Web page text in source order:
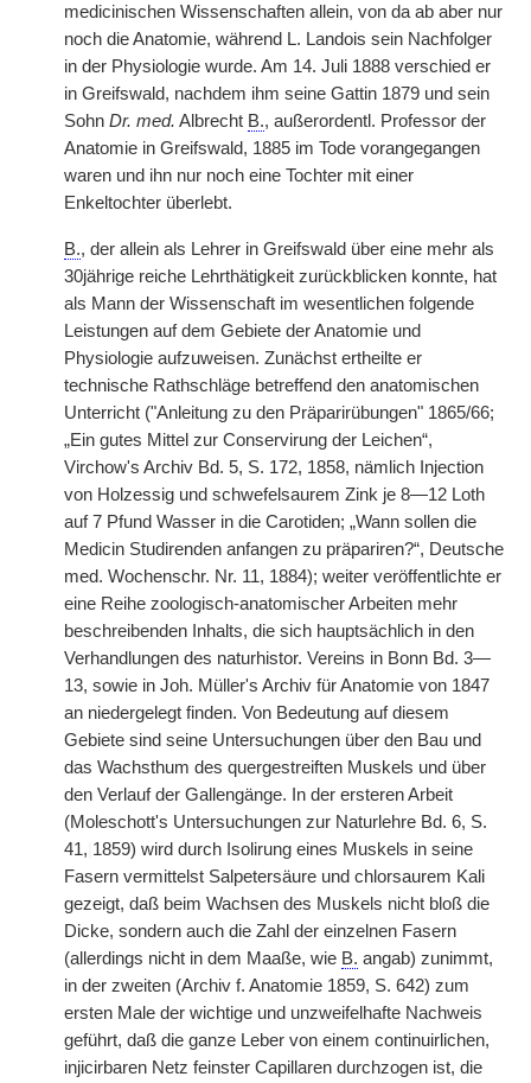
medicinischen Wissenschaften allein, von da ab aber nur
noch die Anatomie, während L. Landois sein Nachfolger
in der Physiologie wurde. Am 14. Juli 1888 verschied er
in Greifswald, nachdem ihm seine Gattin 1879 und sein
Sohn Dr. med. Albrecht B., außerordentl. Professor der
Anatomie in Greifswald, 1885 im Tode vorangegangen
waren und ihn nur noch eine Tochter mit einer
Enkeltochter überlebt.
B., der allein als Lehrer in Greifswald über eine mehr als
30jährige reiche Lehrthätigkeit zurückblicken konnte, hat
als Mann der Wissenschaft im wesentlichen folgende
Leistungen auf dem Gebiete der Anatomie und
Physiologie aufzuweisen. Zunächst ertheilte er
technische Rathschläge betreffend den anatomischen
Unterricht ("Anleitung zu den Präparirübungen" 1865/66;
„Ein gutes Mittel zur Conservirung der Leichen“,
Virchow's Archiv Bd. 5, S. 172, 1858, nämlich Injection
von Holzessig und schwefelsaurem Zink je 8—12 Loth
auf 7 Pfund Wasser in die Carotiden; „Wann sollen die
Medicin Studirenden anfangen zu präpariren?“, Deutsche
med. Wochenschr. Nr. 11, 1884); weiter veröffentlichte er
eine Reihe zoologisch-anatomischer Arbeiten mehr
beschreibenden Inhalts, die sich hauptsächlich in den
Verhandlungen des naturhistor. Vereins in Bonn Bd. 3—
13, sowie in Joh. Müller's Archiv für Anatomie von 1847
an niedergelegt finden. Von Bedeutung auf diesem
Gebiete sind seine Untersuchungen über den Bau und
das Wachsthum des quergestreiften Muskels und über
den Verlauf der Gallengänge. In der ersteren Arbeit
(Moleschott's Untersuchungen zur Naturlehre Bd. 6, S.
41, 1859) wird durch Isolirung eines Muskels in seine
Fasern vermittelst Salpetersäure und chlorsaurem Kali
gezeigt, daß beim Wachsen des Muskels nicht bloß die
Dicke, sondern auch die Zahl der einzelnen Fasern
(allerdings nicht in dem Maaße, wie B. angab) zunimmt,
in der zweiten (Archiv f. Anatomie 1859, S. 642) zum
ersten Male der wichtige und unzweifelhafte Nachweis
geführt, daß die ganze Leber von einem continuirlichen,
injicirbaren Netz feinster Capillaren durchzogen ist, die